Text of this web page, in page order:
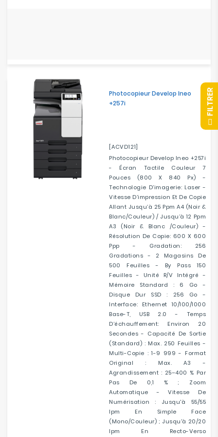
Photocopieur Develop Ineo
+257i
[ACVD121]
Photocopieur Develop Ineo +257i
- Écran Tactile Couleur 7
Pouces (800 X 840 Px) -
Technologie D’imagerie: Laser -
Vitesse D’impression Et De Copie
Allant Jusqu’à 25 Ppm A4 (Noir &
Blanc/Couleur) / Jusqu’à 12 Ppm
A3 (Noir & Blanc /Couleur) -
Résolution De Copie: 600 X 600
Ppp - Gradation: 256
Gradations - 2 Magasins De
500 Feuilles - By Pass 150
Feuilles - Unité R/V Intégré -
Mémoire Standard : 6 Go -
Disque Dur SSD : 256 Go -
Interface: Ethernet 10/100/1000
Base-T, USB 2.0 - Temps
D’échauffement: Environ 20
Secondes - Capacité De Sortie
(standard) : Max. 250 Feuilles -
Multi-Copie : 1-9 999 - Format
Original : Max. A3 -
Agrandissement : 25–400 % Par
Pas De 0,1 % ; Zoom
Automatique - Vitesse De
Numérisation : Jusqu'à 55/55
Ipm En Simple Face
(mono/couleur) ; Jusqu'à 20/20
Ipm En Recto-Verso
R